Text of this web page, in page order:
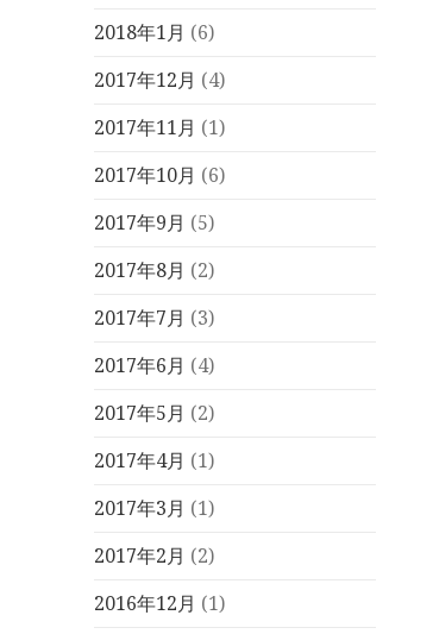
2018年1月 (6)
2017年12月 (4)
2017年11月 (1)
2017年10月 (6)
2017年9月 (5)
2017年8月 (2)
2017年7月 (3)
2017年6月 (4)
2017年5月 (2)
2017年4月 (1)
2017年3月 (1)
2017年2月 (2)
2016年12月 (1)